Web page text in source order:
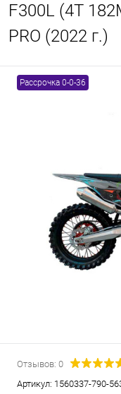
F300L (4T
PRO (2022 г.)
Рассрочка 0-0-36
Отзывов: 0
Артикул: 1560337-790-